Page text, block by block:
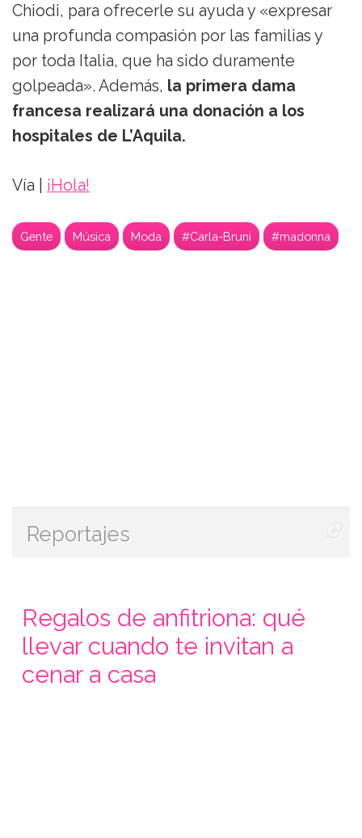
Chiodi, para ofrecerle su ayuda y «expresar
una profunda compasión por las familias y
por toda Italia, que ha sido duramente
golpeada». Además, la primera dama
francesa realizará una donación a los
hospitales de L’Aquila.
Vía | ¡Hola!
Gente Música Moda #Carla-Bruni #madonna
Reportajes
Regalos de anfitriona: qué
llevar cuando te invitan a
cenar a casa